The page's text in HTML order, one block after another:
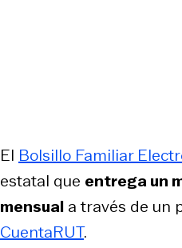
El Bolsillo Familiar
estatal que entrega un
mensual a través de un
CuentaRUT.